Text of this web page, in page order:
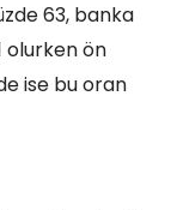
63, banka
olurken ön
ise bu oran